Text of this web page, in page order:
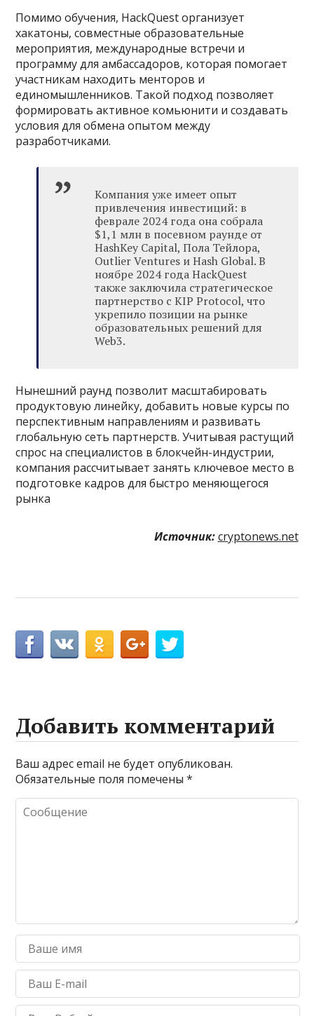
Помимо обучения, HackQuest организует
хакатоны, совместные образовательные
мероприятия, международные встречи и
программу для амбассадоров, которая помогает
участникам находить менторов и
единомышленников. Такой подход позволяет
формировать активное комьюнити и создавать
условия для обмена опытом между
разработчиками.
Компания уже имеет опыт
привлечения инвестиций: в
феврале 2024 года она собрала
$1,1 млн в посевном раунде от
HashKey Capital, Пола Тейлора,
Outlier Ventures и Hash Global. В
ноябре 2024 года HackQuest
также заключила стратегическое
партнерство с KIP Protocol, что
укрепило позиции на рынке
образовательных решений для
Web3.
Нынешний раунд позволит масштабировать
продуктовую линейку, добавить новые курсы по
перспективным направлениям и развивать
глобальную сеть партнерств. Учитывая растущий
спрос на специалистов в блокчейн-индустрии,
компания рассчитывает занять ключевое место в
подготовке кадров для быстро меняющегося
рынка
Источник: cryptonews.net
Добавить комментарий
Ваш адрес email не будет опубликован.
Обязательные поля помечены*